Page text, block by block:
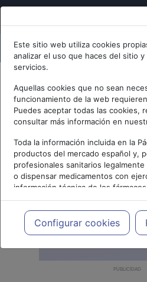
Este sitio web utiliza cookies
analizar el uso que haces del sitio
servicios.
Aquellas cookies que no sean
funcionamiento de la web
Puedes aceptar todas las cookies,
consultar más información en
Toda la información incluida en la
productos del mercado español y,
profesionales sanitarios
o dispensar medicamentos con
información técnica de los
meramente informativo, siendo
profesionales facultados prescribir
cada caso concreto, el tratamiento
necesidades del paciente.
Configurar cookies
PUBLICIDAD